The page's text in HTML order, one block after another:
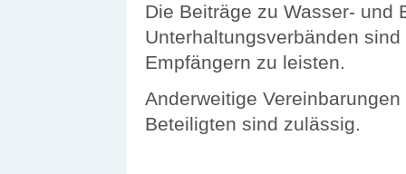
Die Beiträge zu Wasser- und
Unterhaltungsverbänden
Empfängern zu leisten.
Anderweitige
Beteiligten sind zulässig.